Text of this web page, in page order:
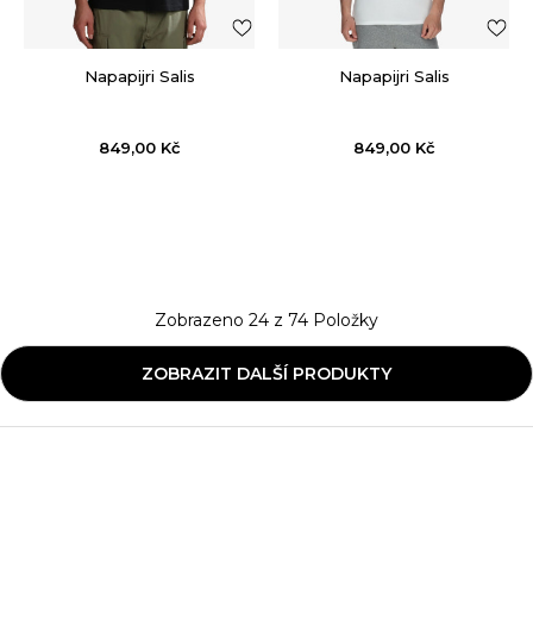
Napapijri Salis
849,00 Kč
Napapijri Salis
849,00 Kč
Zobrazeno 24 z 74 Položky
ZOBRAZIT DALŠÍ PRODUKTY